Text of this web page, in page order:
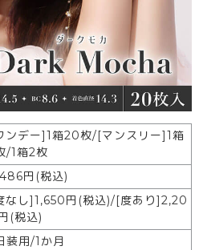
ンデー]1箱20枚/[マンスリー]1箱
/1箱2枚
円 (税込)
なし]1,650円(税込)/[度あり]2,20
(税込)
装用/1か月